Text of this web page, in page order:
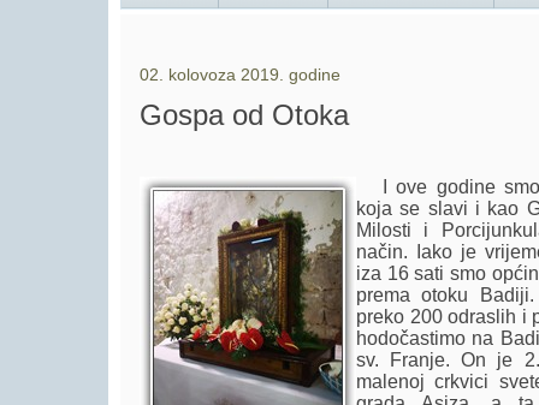
02. kolovoza 2019. godine
Gospa od Otoka
I ove godine smo
koja se slavi i kao
Milosti i
način. Iako je
iza 16 sati smo
prema otoku
preko 200 odraslih i
hodočastimo na
sv. Franje. On je
malenoj crkvici